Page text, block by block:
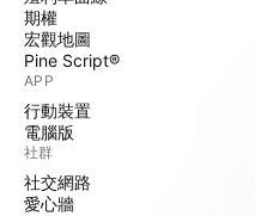
期權
宏觀地圖
Pine Script®
APP
行動裝置
電腦版
社群
社交網路
愛心牆